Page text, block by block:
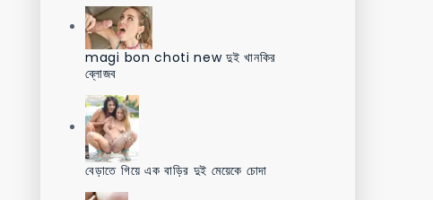
magi bon choti new দুই খানকির
ব্লোজব
বেড়াতে গিয়ে এক বাড়ির দুই মেয়েকে চোদা